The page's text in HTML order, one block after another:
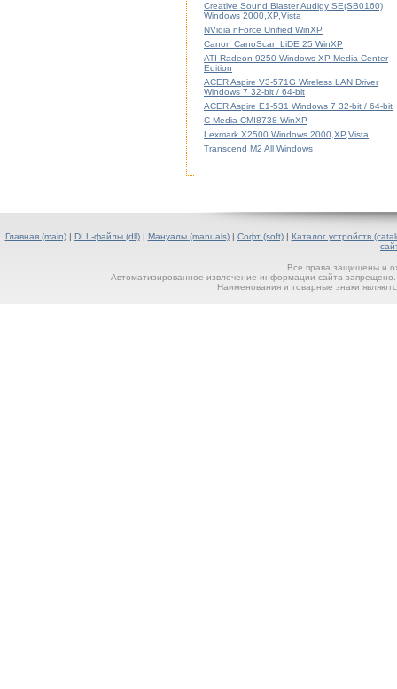
Creative Sound Blaster Audigy SE(SB0160)
Windows 2000,XP,Vista
NVidia nForce Unified WinXP
Canon CanoScan LiDE 25 WinXP
ATI Radeon 9250 Windows XP Media Center
Edition
ACER Aspire V3-571G Wireless LAN Driver
Windows 7 32-bit / 64-bit
ACER Aspire E1-531 Windows 7 32-bit / 64-bit
C-Media CMI8738 WinXP
Lexmark X2500 Windows 2000,XP,Vista
Transcend M2 All Windows
Главная (main)| DLL-файлы (dll)| Мануалы (manuals)| Софт (soft)|
Каталог устройств
Все права защищены и
Автоматизированное извлечение информации сайта
Наименования и товарные знаки